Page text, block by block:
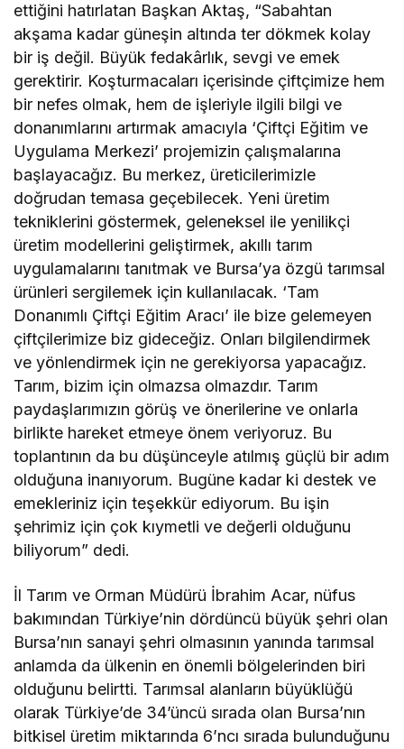
ettiğini hatırlatan Başkan Aktaş, “Sabahtan
akşama kadar güneşin altında ter dökmek kolay
bir iş değil. Büyük fedakârlık, sevgi ve emek
gerektirir. Koşturmacaları içerisinde çiftçimize hem
bir nefes olmak, hem de işleriyle ilgili bilgi ve
donanımlarını artırmak amacıyla ‘Çiftçi Eğitim ve
Uygulama Merkezi’ projemizin çalışmalarına
başlayacağız. Bu merkez, üreticilerimizle
doğrudan temasa geçebilecek. Yeni üretim
tekniklerini göstermek, geleneksel ile yenilikçi
üretim modellerini geliştirmek, akıllı tarım
uygulamalarını tanıtmak ve Bursa’ya özgü tarımsal
ürünleri sergilemek için kullanılacak. ‘Tam
Donanımlı Çiftçi Eğitim Aracı’ ile bize gelemeyen
çiftçilerimize biz gideceğiz. Onları bilgilendirmek
ve yönlendirmek için ne gerekiyorsa yapacağız.
Tarım, bizim için olmazsa olmazdır. Tarım
paydaşlarımızın görüş ve önerilerine ve onlarla
birlikte hareket etmeye önem veriyoruz. Bu
toplantının da bu düşünceyle atılmış güçlü bir adım
olduğuna inanıyorum. Bugüne kadar ki destek ve
emekleriniz için teşekkür ediyorum. Bu işin
şehrimiz için çok kıymetli ve değerli olduğunu
biliyorum” dedi.
İl Tarım ve Orman Müdürü İbrahim Acar, nüfus
bakımından Türkiye’nin dördüncü büyük şehri olan
Bursa’nın sanayi şehri olmasının yanında tarımsal
anlamda da ülkenin en önemli bölgelerinden biri
olduğunu belirtti. Tarımsal alanların büyüklüğü
olarak Türkiye’de 34’üncü sırada olan Bursa’nın
bitkisel üretim miktarında 6’ncı sırada bulunduğunu